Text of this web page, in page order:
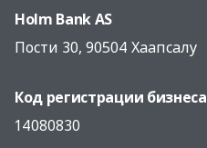
Holm Bank AS
Пости 30, 90504 Хаапсалу
Код регистрации бизнеса
14080830